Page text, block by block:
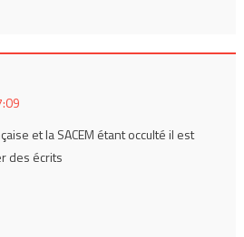
et la SACEM étant occulté il est
des écrits